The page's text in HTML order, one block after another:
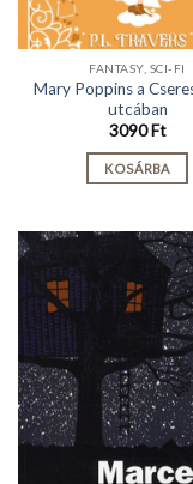
FANTASY, SCI-FI
Mary Poppins a
utcában
3090Ft
KOSÁRBA